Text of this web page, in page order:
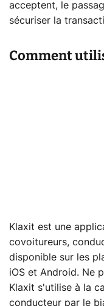
acceptent, le
sécuriser la
Comment
Klaxit est une
covoitureurs,
disponible sur les
iOS et Android. Ne
Klaxit s'utilise à la
conducteur par le